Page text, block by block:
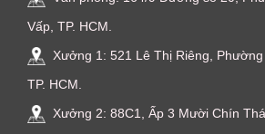
Vấp, TP. HCM.
Xưởng 1: 521 Lê Thị Riêng, Phường
TP. HCM.
Xưởng 2: 88C1, Ấp 3 Mười Chín